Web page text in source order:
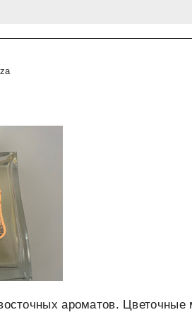
ароматов.